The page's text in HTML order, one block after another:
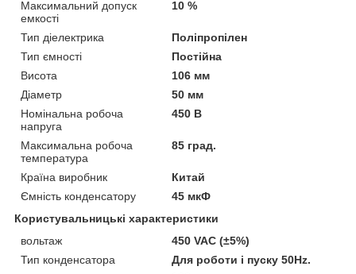
Максимальний допуск
емкості
10 %
Тип діелектрика
Поліпропілен
Тип ємності
Постійна
Висота
106 мм
Діаметр
50 мм
Номінальна робоча
напруга
450 В
Максимальна робоча
температура
85 град.
Країна виробник
Китай
Ємність конденсатору
45 мкФ
Користувальницькі характеристики
вольтаж
450 VAC (±5%)
Тип конденсатора
Для роботи і пуску 50Hz.